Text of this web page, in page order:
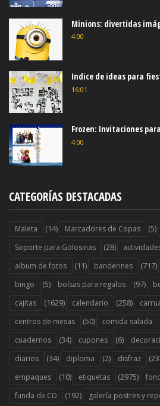
Minions: divertidas
4:00
Indice de ideas para
16:01
Frozen: Invitaciones
4:00
CATEGORÍAS DESTACADAS
Maleta (14) Marcadores de Copas (5)
Soporte para Golosinas (28)
album de fotos (11) banderines (717)
bingo (5) bolsas para regalos (97)
cajitas (1629) calendario (258)
centros de mesas (50) comida salada
cuadernos (34) cupones (6)
diarios (34) diploma (2) disfraz
empaques (10) etiquetas (2975)
funda de CD (192) galería postres y